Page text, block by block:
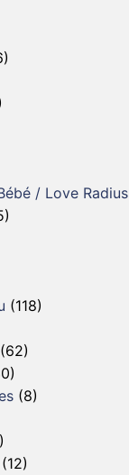
/ Love Radius
(118)
(62)
(8)
(12)